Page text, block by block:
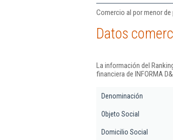
Comercio al por menor
Datos
La información del
financiera de INFORMA
Denominación
Objeto Social
Domicilio Social